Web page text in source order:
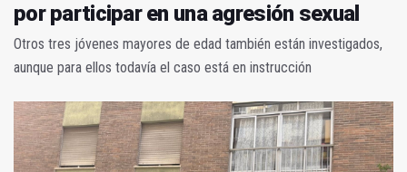
por participar en una agresión sexual
Otros tres jóvenes mayores de edad también están investigados,
aunque para ellos todavía el caso está en instrucción